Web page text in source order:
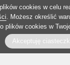
cookies w celu
. Możesz określić
plików cookies w
Akceptuję